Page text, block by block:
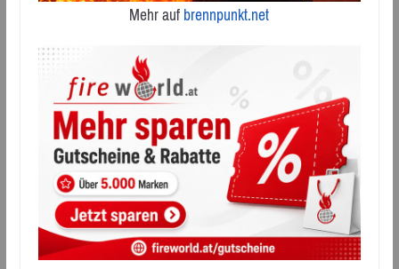
Mehr aufbrennpunkt.net